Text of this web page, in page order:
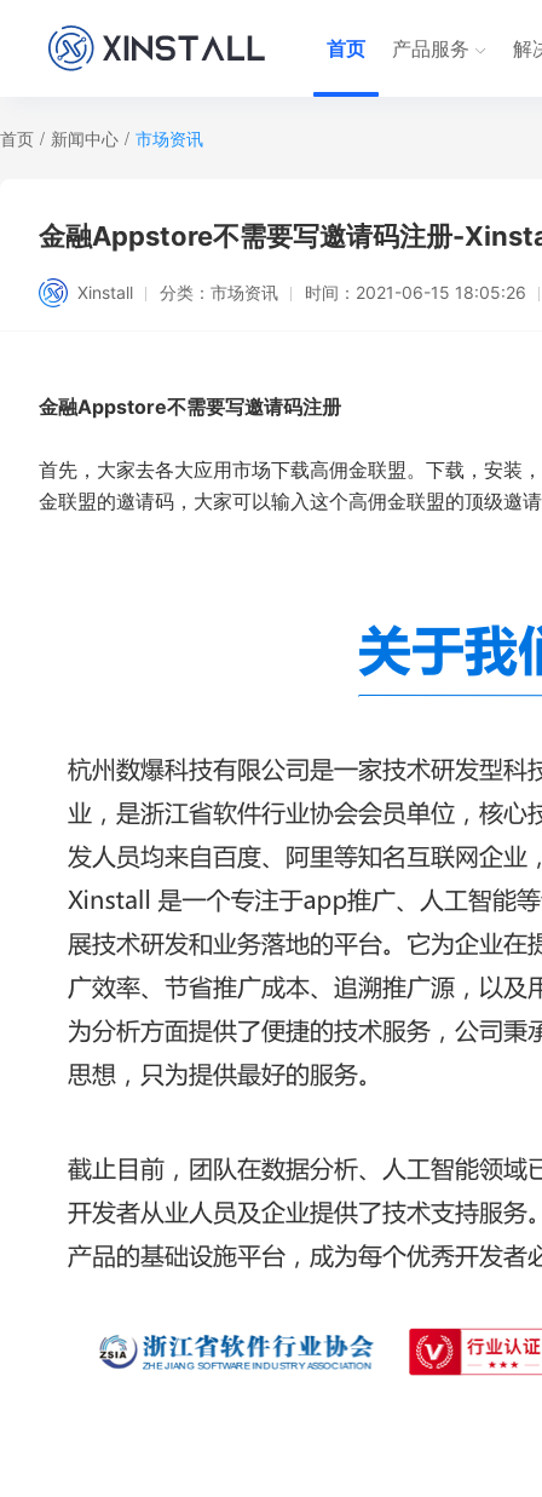
首页 产品服务 解
首页 / 新闻中心 / 市场资讯
金融Appstore不需要写邀请码注册-
Xinstall 分类： 市场资讯 时间： 2021-06-15 18:05:26
金融Appstore不需要写邀请码注册
首先，大家去各大应用市场下载高佣金联盟。下载，安装
金联盟的邀请码，大家可以输入这个高佣金联盟的顶级邀